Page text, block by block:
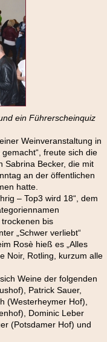
ein Führerscheinquiz
Weinveranstaltung in
freute sich die
Sabrina Becker, die mit
an der öffentlichen
hatte.
– Top3 wird 18“, dem
trockenen bis
„Schwer verliebt“
Rosè hieß es „Alles
Noir, Rotling, kurzum alle
Weine der folgenden
Patrick Sauer,
(Westerheymer Hof),
Dominic Leber
(Potsdamer Hof) und